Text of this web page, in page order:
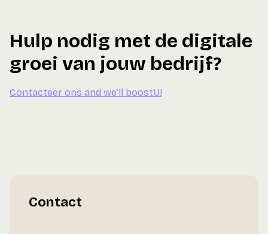
Hulp nodig met de digitale
groei van jouw bedrijf?
Contacteer ons and we’ll boostU!
Contact